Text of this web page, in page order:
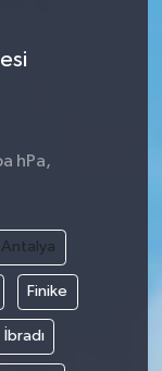
hPa,
Antalya
Finike
İbradı